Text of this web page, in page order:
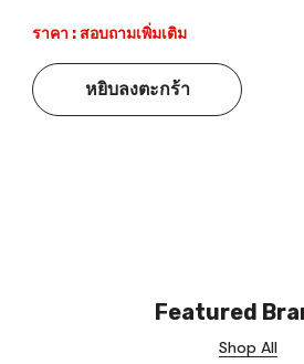
ราคา : สอบถามเพิ่มเติม
หยิบลงตะกร้า
Featured
Shop All